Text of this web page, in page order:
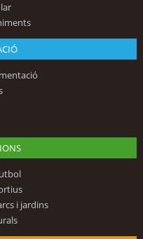
i jardins